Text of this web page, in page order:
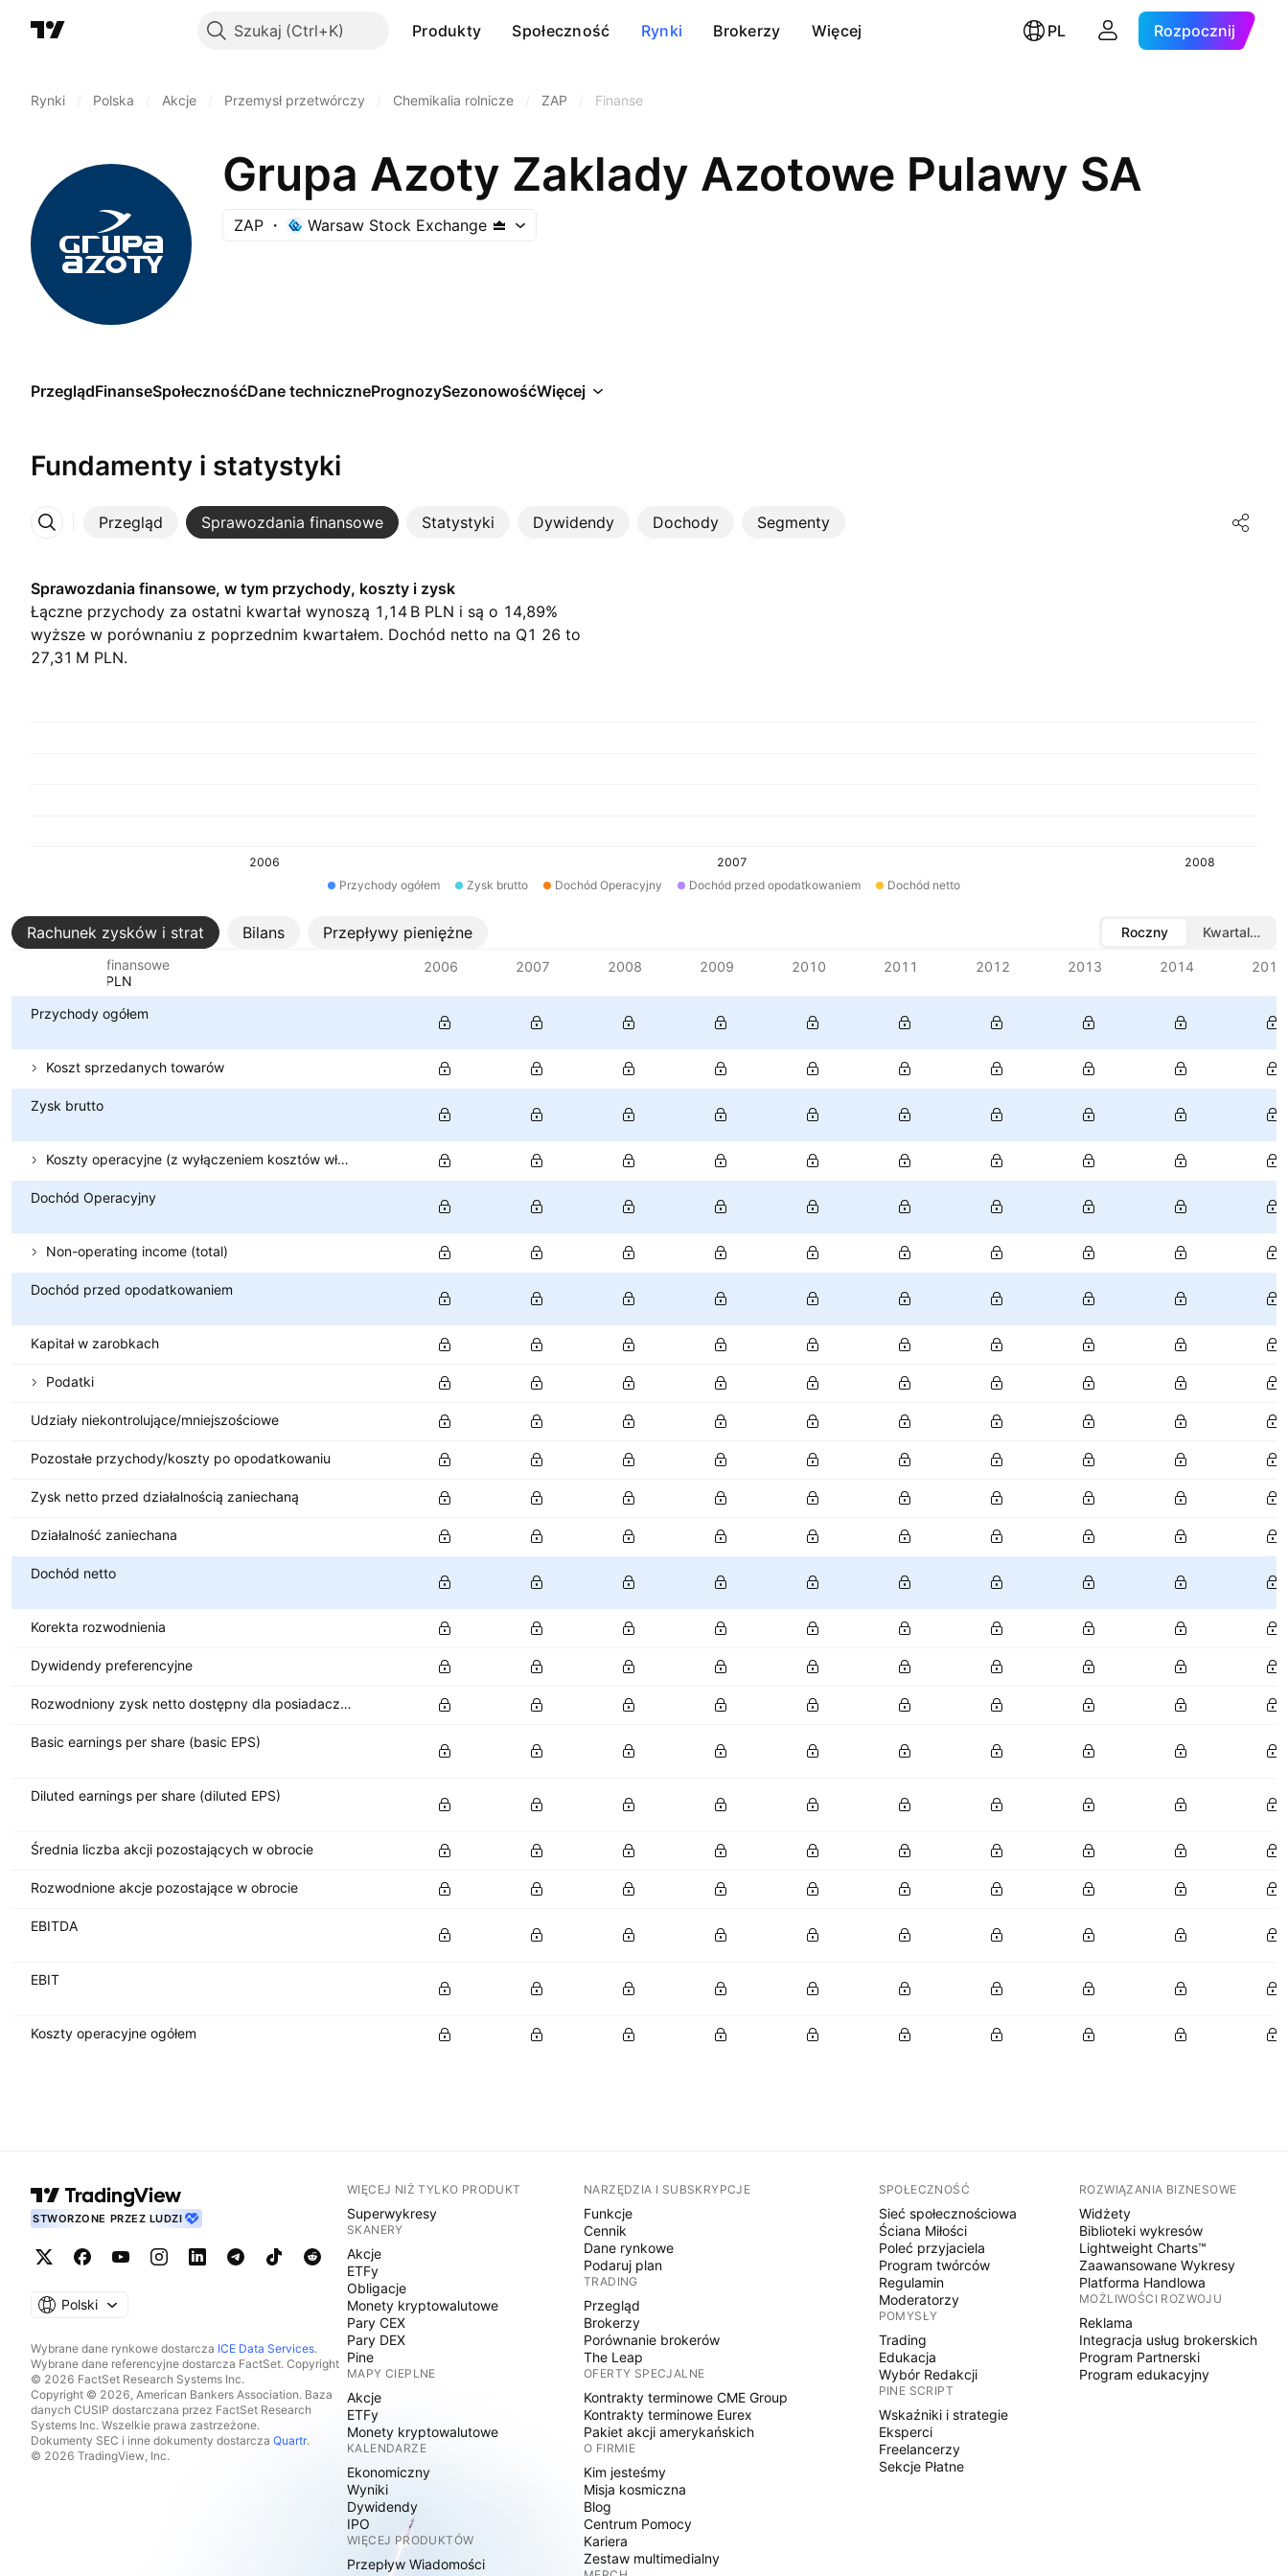
Szukaj Produkty Społeczność Rynki Brokerzy Więcej PL Rozpocznij
Rynki Polska Akcje Przemysł przetwórczy Chemikalia rolnicze ZAP Finanse
Grupa Azoty Zaklady Azotowe Pulawy SA
ZAP Warsaw Stock Exchange
PrzeglądFinanseSpołecznośćDane technicznePrognozySezonowośćWięcej
Fundamenty i statystyki
Przegląd Sprawozdania finansowe Statystyki Dywidendy Dochody Segmenty
Więcej
Sprawozdania finansowe, w tym przychody, koszty i zysk
Łączne przychody za ostatni kwartał wynoszą ‪1,14 B‬ PLN i są o 14,89%
wyższe w porównaniu z poprzednim kwartałem. Dochód netto na Q1 26 to
‪27,31 M‬ PLN.
2006 2007
2008
Przychody ogółem
Zysk brutto Dochód Operacyjny Dochód przed opodatkowaniem Dochód netto
Rachunek zysków i strat Bilans Przepływy pieniężne Roczny
Kwartalny
Metryki finansowe
Waluta: PLN
2006 2007 2008 2009 2010 2011 2012 2013 2014 2015
Przychody ogółem
Koszt sprzedanych towarów
Zysk brutto
Koszty operacyjne (z wyłączeniem kosztów własnych sprzedaży)
Dochód Operacyjny
Non-operating income (total)
Dochód przed opodatkowaniem
Kapitał w zarobkach
Podatki
Udziały niekontrolujące/mniejszościowe
Pozostałe przychody/koszty po opodatkowaniu
Zysk netto przed działalnością zaniechaną
Działalność zaniechana
Dochód netto
Korekta rozwodnienia
Dywidendy preferencyjne
Rozwodniony zysk netto dostępny dla posiadaczy akcji zwykłych
Basic earnings per share (basic EPS)
Diluted earnings per share (diluted EPS)
Średnia liczba akcji pozostających w obrocie
Rozwodnione akcje pozostające w obrocie
EBITDA
EBIT
Koszty operacyjne ogółem
STWORZONE PRZEZ LUDZI
Polski
Wybrane dane rynkowe dostarcza ICE Data Services.
Wybrane dane referencyjne dostarcza FactSet. Copyright
© 2026 FactSet Research Systems Inc.
Copyright © 2026, American Bankers Association. Baza
danych CUSIP dostarczana przez FactSet Research
Systems Inc. Wszelkie prawa zastrzeżone.
Dokumenty SEC i inne dokumenty dostarcza Quartr.
© 2026 TradingView, Inc.
WIĘCEJ NIŻ TYLKO PRODUKT
Superwykresy
SKANERY
Akcje
ETFy
Obligacje
Monety kryptowalutowe
Pary CEX
Pary DEX
Pine
MAPY CIEPLNE
Akcje
ETFy
Monety kryptowalutowe
KALENDARZE
Ekonomiczny
Wyniki
Dywidendy
IPO
WIĘCEJ PRODUKTÓW
Przepływ Wiadomości
NARZĘDZIA I SUBSKRYPCJE
Funkcje
Cennik
Dane rynkowe
Podaruj plan
TRADING
Przegląd
Brokerzy
Porównanie brokerów
The Leap
OFERTY SPECJALNE
Kontrakty terminowe CME Group
Kontrakty terminowe Eurex
Pakiet akcji amerykańskich
O FIRMIE
Kim jesteśmy
Misja kosmiczna
Blog
Centrum Pomocy
Kariera
Zestaw multimedialny
SPOŁECZNOŚĆ
Sieć społecznościowa
Ściana Miłości
Poleć przyjaciela
Program twórców
Regulamin
Moderatorzy
POMYSŁY
Trading
Edukacja
Wybór Redakcji
PINE SCRIPT
Wskaźniki i strategie
Eksperci
Freelancerzy
Sekcje Płatne
ROZWIĄZANIA BIZNESOWE
Widżety
Biblioteki wykresów
Lightweight Charts™
Zaawansowane Wykresy
Platforma Handlowa
MOŻLIWOŚCI ROZWOJU
Reklama
Integracja usług brokerskich
Program Partnerski
Program edukacyjny